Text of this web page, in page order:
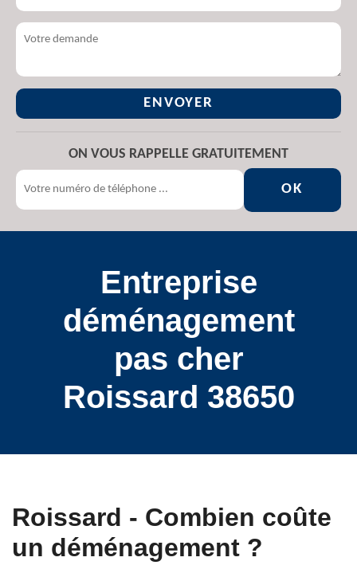
ON VOUS RAPPELLE GRATUITEMENT
Entreprise
déménagement
pas cher
Roissard 38650
Roissard - Combien coûte
un déménagement ?